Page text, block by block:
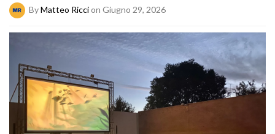
ByMatteo Riccion Giugno 29, 2026